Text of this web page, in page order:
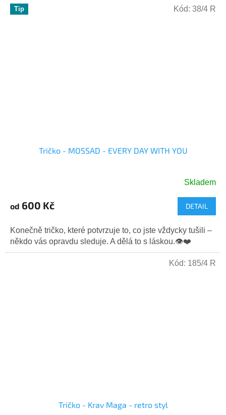
Tip
Tričko - MOSSAD - EVERY DAY WITH YOU
produktu
5,0
z
5
Skladem
od 600 Kč DETAIL
Konečně tričko, které potvrzuje to, co jste vždycky tušili –
někdo vás opravdu sleduje. A dělá to s láskou.👁️❤️
Kód: 38/4 R
Tričko - Krav Maga - retro styl
Kód: 185/4 R